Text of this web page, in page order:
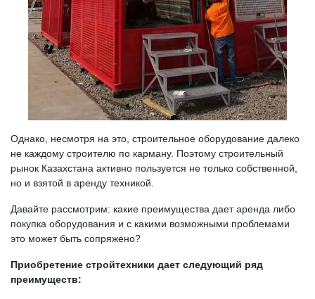
Однако, несмотря на это, строительное оборудование далеко
не каждому строителю по карману. Поэтому строительный
рынок Казахстана активно пользуется не только собственной,
но и взятой в аренду техникой.
Давайте рассмотрим: какие преимущества дает аренда либо
покупка оборудования и с какими возможными проблемами
это может быть сопряжено?
Приобретение стройтехники дает следующий ряд
преимуществ: